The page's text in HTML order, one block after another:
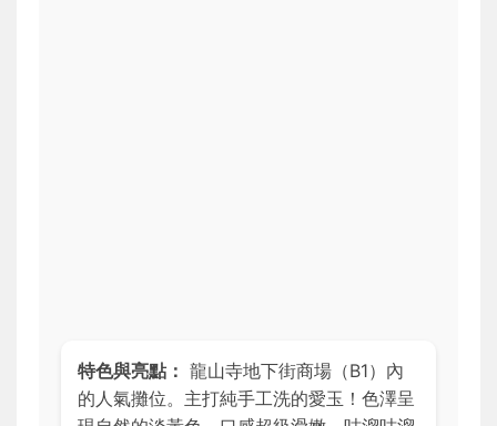
特色與亮點： 龍山寺地下街商場（B1）內
的人氣攤位。主打純手工洗的愛玉！色澤呈